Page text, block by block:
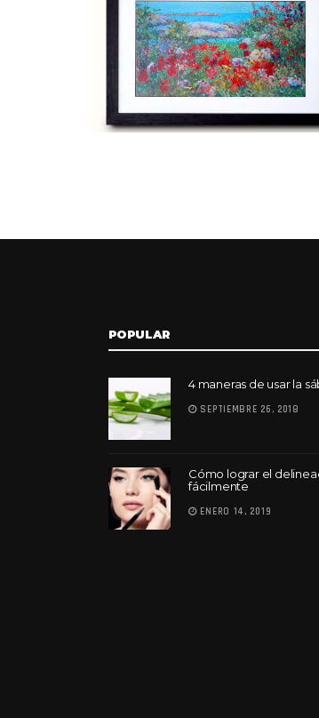
POPULAR
4 maneras de usar la
SEPTIEMBRE 26, 2018
Cómo lograr el
fácilmente
ENERO 14, 2019